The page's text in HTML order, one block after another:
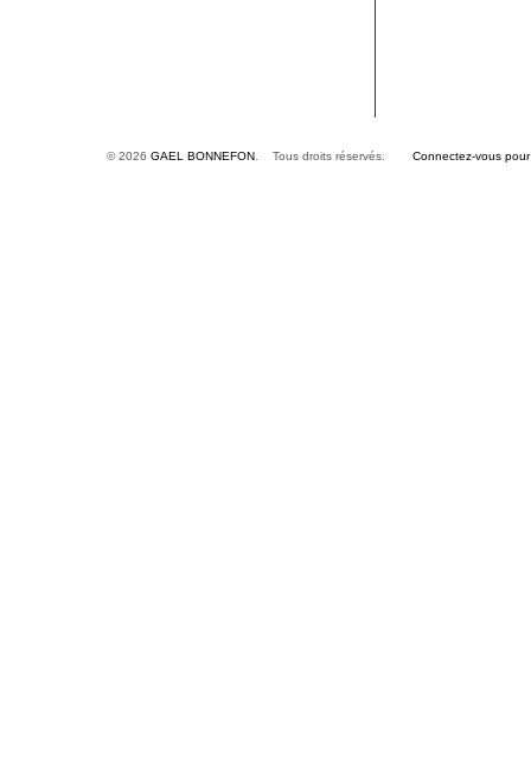
© 2026 GAEL BONNEFON . Tous droits réservés. Connectez-vous